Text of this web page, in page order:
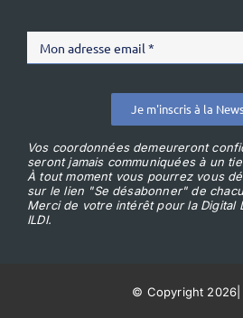
Je m'inscris à la
Vos coordonnées demeureront
seront jamais communiquées à un
À tout moment vous pourrez vous
sur le lien "Se désabonner" de
Merci de votre intérêt pour la Digital
ILDI.
© Copyright 2026